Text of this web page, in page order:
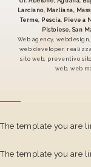
Larciano, Marliana,
Terme, Pescia, Pieve a
Pistoiese, San
Web agency,
web developer,
sito web, preventivo
web, web
The template you are
The template you are